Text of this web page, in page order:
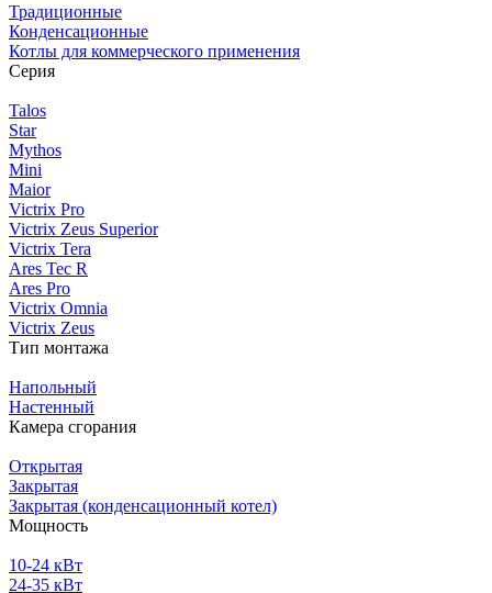
Традиционные
Конденсационные
Котлы для коммерческого применения
Серия
Talos
Star
Mythos
Mini
Maior
Victrix Pro
Victrix Zeus Superior
Victrix Tera
Ares Tec R
Ares Pro
Victrix Omnia
Victrix Zeus
Тип монтажа
Напольный
Настенный
Камера сгорания
Открытая
Закрытая
Закрытая (конденсационный котел)
Мощность
10-24 кВт
24-35 кВт